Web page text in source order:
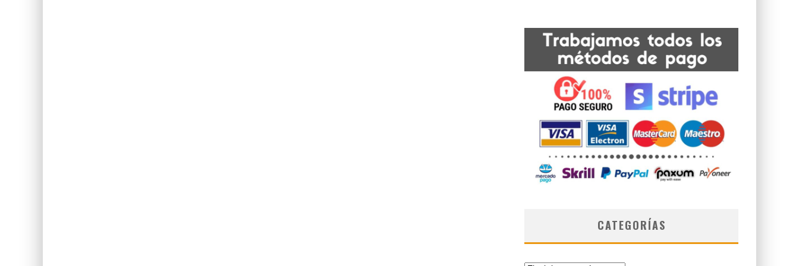
CATEGORÍAS